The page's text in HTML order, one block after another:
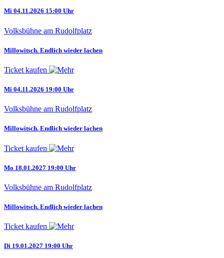
Mi 04.11.2026 15:00 Uhr
Volksbühne am Rudolfplatz
Millowitsch. Endlich wieder lachen
Ticket kaufen
Mi 04.11.2026 19:00 Uhr
Volksbühne am Rudolfplatz
Millowitsch. Endlich wieder lachen
Ticket kaufen
Mo 18.01.2027 19:00 Uhr
Volksbühne am Rudolfplatz
Millowitsch. Endlich wieder lachen
Ticket kaufen
Di 19.01.2027 19:00 Uhr